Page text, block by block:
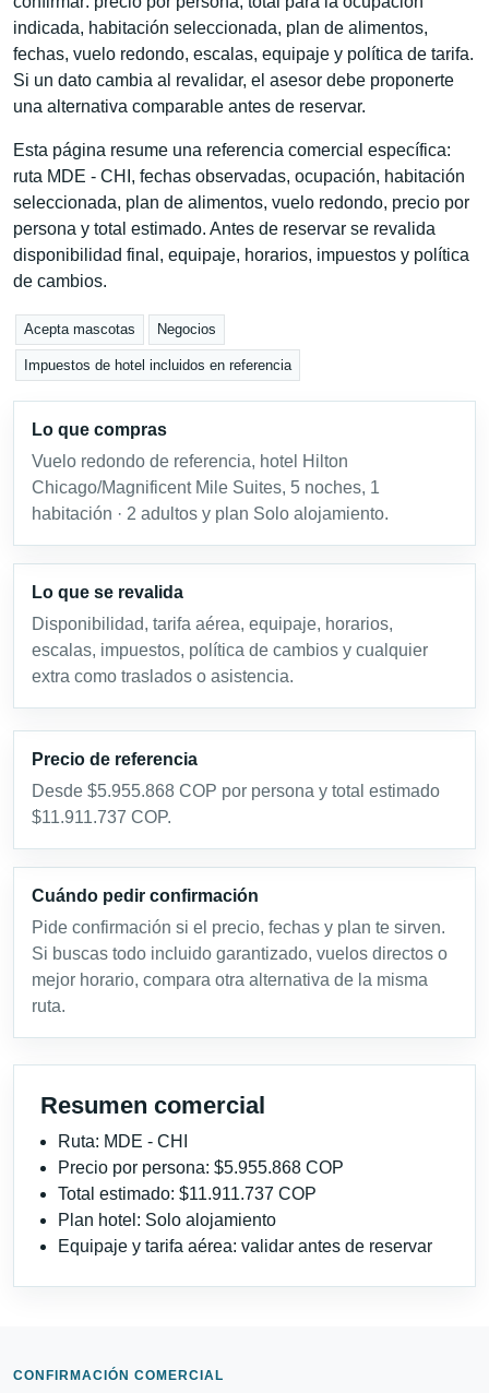
indicada, habitación seleccionada, plan de alimentos,
fechas, vuelo redondo, escalas, equipaje y política de tarifa.
Si un dato cambia al revalidar, el asesor debe proponerte
una alternativa comparable antes de reservar.
Esta página resume una referencia comercial específica:
ruta MDE - CHI, fechas observadas, ocupación, habitación
seleccionada, plan de alimentos, vuelo redondo, precio por
persona y total estimado. Antes de reservar se revalida
disponibilidad final, equipaje, horarios, impuestos y política
de cambios.
Acepta mascotas Negocios
Impuestos de hotel incluidos en referencia
Lo que compras
Vuelo redondo de referencia, hotel Hilton
Chicago/Magnificent Mile Suites, 5 noches, 1
habitación · 2 adultos y plan Solo alojamiento.
Lo que se revalida
Disponibilidad, tarifa aérea, equipaje, horarios,
escalas, impuestos, política de cambios y cualquier
extra como traslados o asistencia.
Precio de referencia
Desde $5.955.868 COP por persona y total estimado
$11.911.737 COP.
Cuándo pedir confirmación
Pide confirmación si el precio, fechas y plan te sirven.
Si buscas todo incluido garantizado, vuelos directos o
mejor horario, compara otra alternativa de la misma
ruta.
Resumen comercial
Ruta: MDE - CHI
Precio por persona: $5.955.868 COP
Total estimado: $11.911.737 COP
Plan hotel: Solo alojamiento
Equipaje y tarifa aérea: validar antes de reservar
CONFIRMACIÓN COMERCIAL